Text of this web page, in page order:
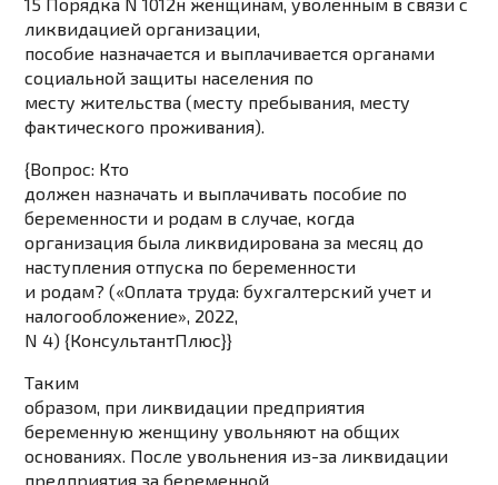
ликвидацией организации,
пособие назначается и выплачивается органами
социальной защиты населения по
месту жительства (месту пребывания, месту
фактического проживания).
{Вопрос: Кто
должен назначать и выплачивать пособие по
беременности и родам в случае, когда
организация была ликвидирована за месяц до
наступления отпуска по беременности
и родам? («Оплата труда: бухгалтерский учет и
налогообложение», 2022,
N 4) {КонсультантПлюс}}
Таким
образом, при ликвидации предприятия
беременную женщину увольняют на общих
основаниях. После увольнения из-за ликвидации
предприятия за беременной